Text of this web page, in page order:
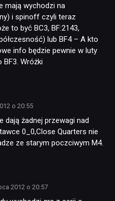
mają wychodzi na
i spinoff czyli teraz
to być BC3, BF:2143,
lub BF4 – A kto
info będzie pewnie w luty
Wróżki
o 20:55
dają żadnej przewagi nad
0_0,Close Quarters nie
ze starym poczciwym M4.
2012 o 20:57